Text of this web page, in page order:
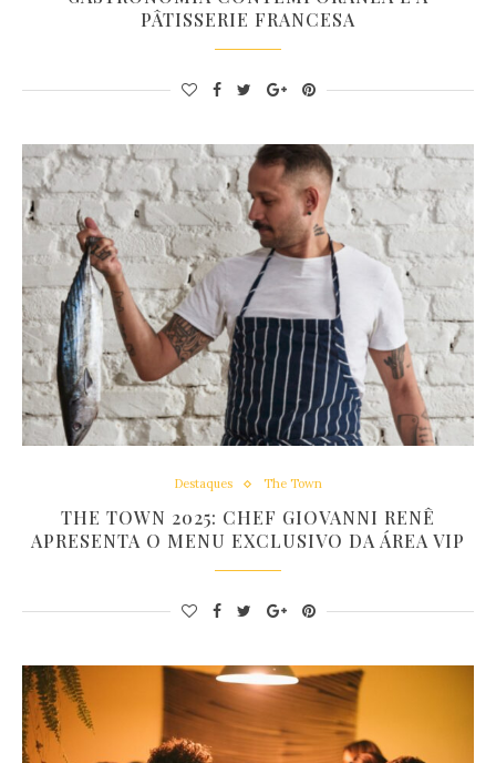
PÂTISSERIE FRANCESA
Destaques The Town
THE TOWN 2025: CHEF GIOVANNI RENÊ
APRESENTA O MENU EXCLUSIVO DA ÁREA VIP